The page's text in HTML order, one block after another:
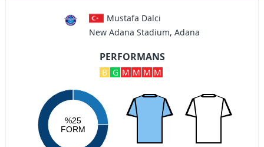
Mustafa Dalci
New Adana Stadium, Adana
PERFORMANS
B G M M M M
%25
FORM